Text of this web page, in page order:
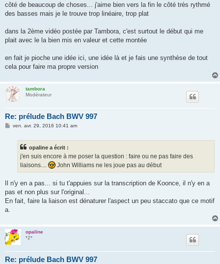
côté de beaucoup de choses... j'aime bien vers la fin le côté très rythmé
des basses mais je le trouve trop linéaire, trop plat
dans la 2ème vidéo postée par Tambora, c'est surtout le début qui me
plait avec le la bien mis en valeur et cette montée
en fait je pioche une idée ici, une idée là et je fais une synthèse de tout
cela pour faire ma propre version
tambora
Modérateur
Re: prélude Bach BWV 997
Mven. avr. 29, 2016 10:41 am
opaline a écrit :
j'en suis encore à me poser la question : faire ou ne pas faire des
liaisons....
John Williams ne les joue pas au début
Il n'y en a pas... si tu t'appuies sur la transcription de Koonce, il n'y en a
pas et non plus sur l'original...
En fait, faire la liaison est dénaturer l'aspect un peu staccato que ce motif
a.
opaline
*2*
Re: prélude Bach BWV 997